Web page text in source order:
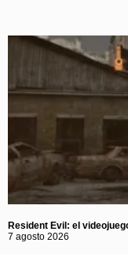
Resident Evil: el
7 agosto 2026